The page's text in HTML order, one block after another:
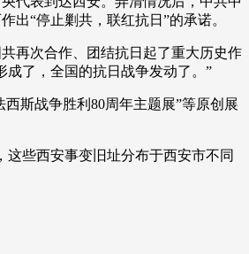
“停止剿共，联红抗日”的承诺。
再次合作、团结抗日起了重大历史作
了，全国的抗日战争发动了。”
斯战争胜利80周年主题展”等原创展
些西安事变旧址分布于西安市不同